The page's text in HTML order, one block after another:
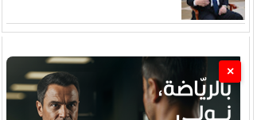
×